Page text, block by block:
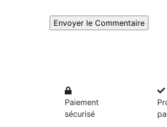
Paiement
sécurisé